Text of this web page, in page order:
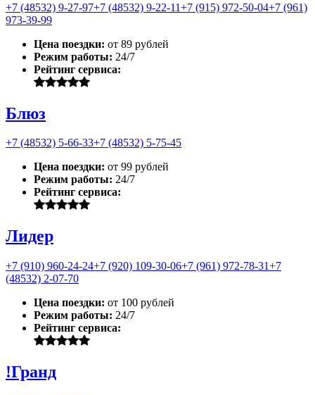
+7 (48532) 9-27-97+7 (48532) 9-22-11+7 (915) 972-50-04+7 (961)
973-39-99
Цена поездки: от 89 рублей
Режим работы: 24/7
Рейтинг сервиса:
Блюз
+7 (48532) 5-66-33+7 (48532) 5-75-45
Цена поездки: от 99 рублей
Режим работы: 24/7
Рейтинг сервиса:
Лидер
+7 (910) 960-24-24+7 (920) 109-30-06+7 (961) 972-78-31+7
(48532) 2-07-70
Цена поездки: от 100 рублей
Режим работы: 24/7
Рейтинг сервиса:
!Гранд